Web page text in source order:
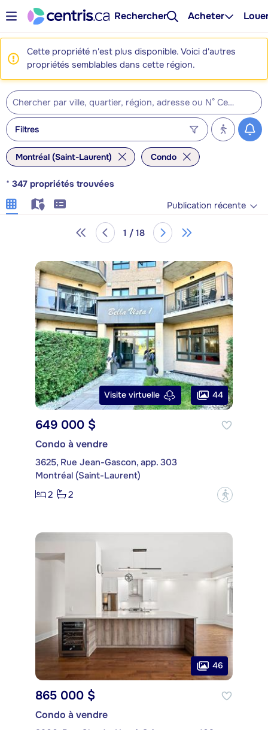
Rechercher Acheter
Cette propriété n'est plus disponible. Voici d'autres
propriétés semblables dans cette région.
Filtres
Montréal (Saint-Laurent) Condo
* 347 propriétés trouvées
Publication récente
1 / 18
Visite virtuelle 44
649 000 $
Condo à vendre
3625, Rue Jean-Gascon, app. 303
Montréal (Saint-Laurent)
2
2 ?
46
865 000 $
Condo à vendre